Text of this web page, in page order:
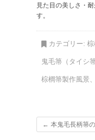
見た目の美しさ・
す。
カテゴリー:
鬼毛箒（タイシ
棕櫚箒製作風景
← 本鬼毛長柄箒